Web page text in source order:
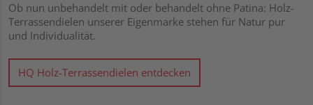
Ob nun unbehandelt mit oder behandelt ohne Patina: Holz-
Terrassendielen unserer Eigenmarke stehen für Natur pur
und Individualität.
HQ Holz-Terrassendielen entdecken